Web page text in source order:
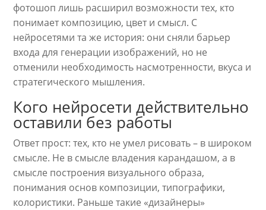
фотошоп лишь расширил возможности тех, кто
понимает композицию, цвет и смысл. С
нейросетями та же история: они сняли барьер
входа для генерации изображений, но не
отменили необходимость насмотренности, вкуса и
стратегического мышления.
Кого нейросети действительно
оставили без работы
Ответ прост: тех, кто не умел рисовать – в широком
смысле. Не в смысле владения карандашом, а в
смысле построения визуального образа,
понимания основ композиции, типографики,
колористики. Раньше такие «дизайнеры»